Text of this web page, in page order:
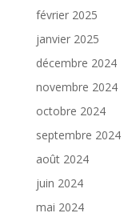
février 2025
janvier 2025
décembre 2024
novembre 2024
octobre 2024
septembre 2024
août 2024
juin 2024
mai 2024